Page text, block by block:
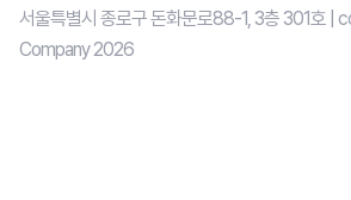
서울특별시 종로구 돈화문로88-1, 3층 301호
Company 2026